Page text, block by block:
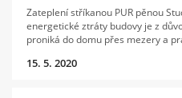
Zateplení stříkanou PUR pěnou
energetické ztráty budovy je z
proniká do domu přes mezery a
15. 5. 2020